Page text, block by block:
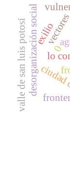
desorganización social
valle de san luis potosí vectores
lo
exilio
0